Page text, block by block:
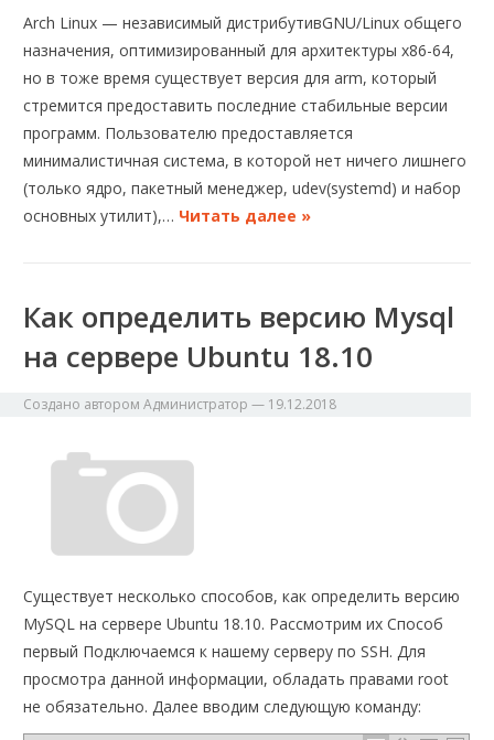
Arch Linux — независимый дистрибутивGNU/Linux общего
назначения, оптимизированный для архитектуры x86-64,
но в тоже время существует версия для arm, который
стремится предоставить последние стабильные версии
программ. Пользователю предоставляется
минималистичная система, в которой нет ничего лишнего
(только ядро, пакетный менеджер, udev(systemd) и набор
основных утилит),… Читать далее »
Как определить версию Mysql
на сервере Ubuntu 18.10
Создано авторомАдминистратор — 19.12.2018
Существует несколько способов, как определить версию
MySQL на сервере Ubuntu 18.10. Рассмотрим их Способ
первый Подключаемся к нашему серверу по SSH. Для
просмотра данной информации, обладать правами root
не обязательно. Далее вводим следующую команду: